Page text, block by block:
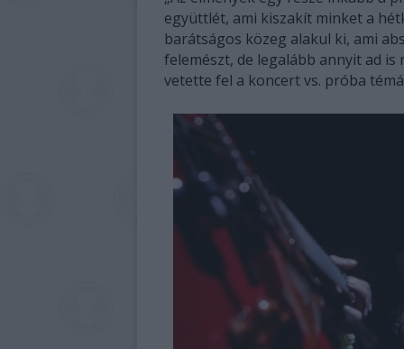
együttlét, ami kiszakít minket a
barátságos közeg alakul ki, ami
felemészt, de legalább annyit ad is
vetette fel a koncert vs. próba